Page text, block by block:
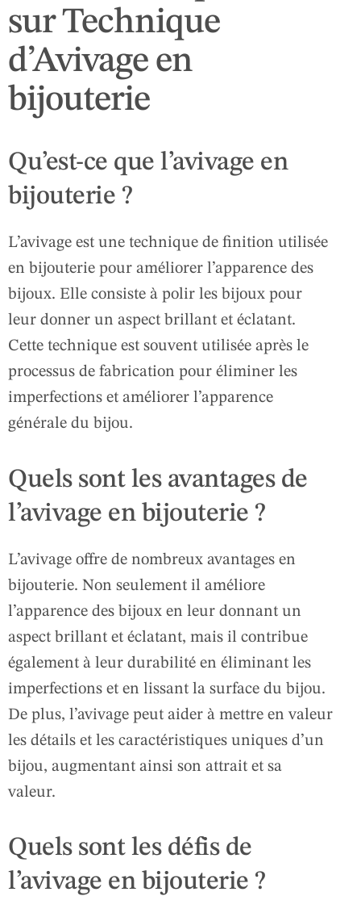
sur Technique
d’Avivage en
bijouterie
Qu’est-ce que l’avivage en
bijouterie ?
L’avivage est une technique de finition utilisée
en bijouterie pour améliorer l’apparence des
bijoux. Elle consiste à polir les bijoux pour
leur donner un aspect brillant et éclatant.
Cette technique est souvent utilisée après le
processus de fabrication pour éliminer les
imperfections et améliorer l’apparence
générale du bijou.
Quels sont les avantages de
l’avivage en bijouterie ?
L’avivage offre de nombreux avantages en
bijouterie. Non seulement il améliore
l’apparence des bijoux en leur donnant un
aspect brillant et éclatant, mais il contribue
également à leur durabilité en éliminant les
imperfections et en lissant la surface du bijou.
De plus, l’avivage peut aider à mettre en valeur
les détails et les caractéristiques uniques d’un
bijou, augmentant ainsi son attrait et sa
valeur.
Quels sont les défis de
l’avivage en bijouterie ?